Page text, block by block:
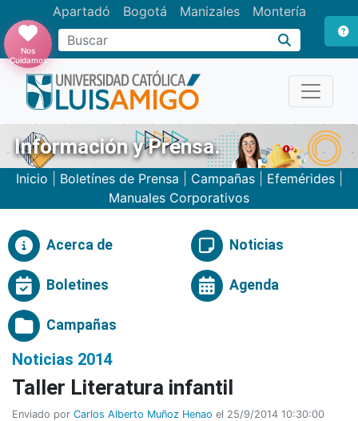
Apartadó Bogotá Manizales Montería
Buscar
Nos
Cuidamos
Información y Prensa.
Inicio Boletínes de Prensa Campañas| Efemérides|
Manuales Corporativos
Acerca de Noticias
Boletines Agenda
Campañas
Noticias 2014
Taller Literatura infantil
Enviado por Carlos Alberto Muñoz Henao el 25/9/2014 10:30:00